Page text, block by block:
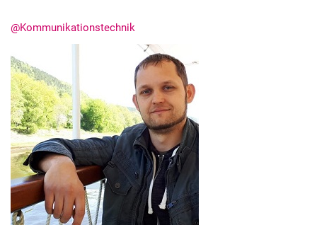
Termine
Aktuelles
Veranstaltungen
Stellenausschreibungen
@Kommunikationstechnik